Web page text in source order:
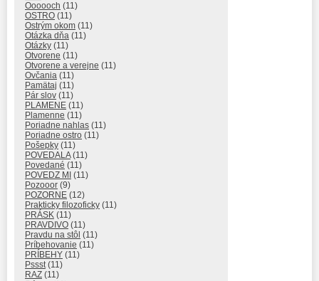
Oooooch (11)
OSTRO (11)
Ostrým okom (11)
Otázka dňa (11)
Otázky (11)
Otvorene (11)
Otvorene a verejne (11)
Ovčania (11)
Pamätaj (11)
Pár slov (11)
PLAMENE (11)
Plamenne (11)
Poriadne nahlas (11)
Poriadne ostro (11)
Pošepky (11)
POVEDALA(11)
Povedané (11)
POVEDZ MI (11)
Pozooor (9)
POZORNE (12)
Prakticky filozoficky (11)
PRÁSK (11)
PRAVDIVO (11)
Pravdu na stôl (11)
Príbehovanie (11)
PRÍBEHY (11)
Pssst(11)
RAZ (11)